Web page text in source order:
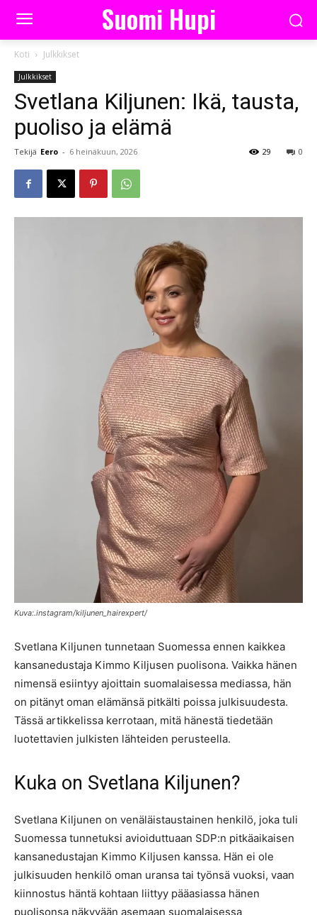
Suomi Hupi
Koti Julkkikset
Julkkikset
Svetlana Kiljunen: Ikä, tausta,
puoliso ja elämä
Tekijä Eero - 6 heinäkuun, 2026 0
29
Kuva:.instagram/kiljunen_hairexpert/
Svetlana Kiljunen tunnetaan Suomessa ennen kaikkea
kansanedustaja Kimmo Kiljusen puolisona. Vaikka hänen
nimensä esiintyy ajoittain suomalaisessa mediassa, hän
on pitänyt oman elämänsä pitkälti poissa julkisuudesta.
Tässä artikkelissa kerrotaan, mitä hänestä tiedetään
luotettavien julkisten lähteiden perusteella.
Kuka on Svetlana Kiljunen?
Svetlana Kiljunen on venäläistaustainen henkilö, joka tuli
Suomessa tunnetuksi avioiduttuaan SDP:n pitkäaikaisen
kansanedustajan Kimmo Kiljusen kanssa. Hän ei ole
julkisuuden henkilö oman uransa tai työnsä vuoksi, vaan
kiinnostus häntä kohtaan liittyy pääasiassa hänen
puolisonsa näkyvään asemaan suomalaisessa